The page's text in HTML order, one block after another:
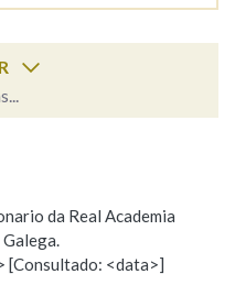
na palabra
da Real Academia
[Consultado: <data>]